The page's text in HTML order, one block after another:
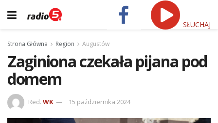
SŁUCHAJ
Strona Główna Region Augustów
Zaginiona czekała pijana pod
domem
Red. WK 15 października 2024